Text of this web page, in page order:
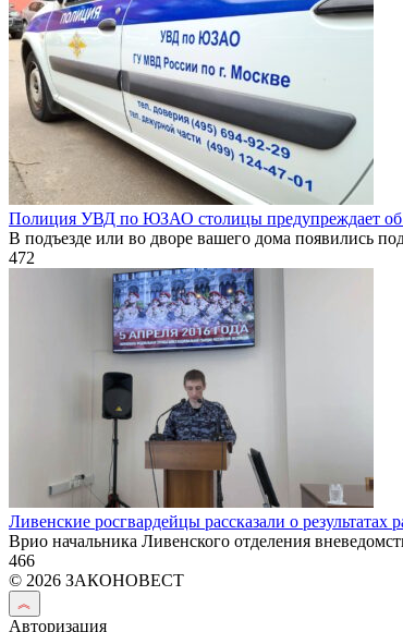
Полиция УВД по ЮЗАО столицы предупреждает об
В подъезде или во дворе вашего дома появились
472
Ливенские росгвардейцы рассказали о результатах
Врио начальника Ливенского отделения
466
© 2026 ЗАКОНОВЕСТ
Авторизация